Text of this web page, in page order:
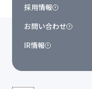
採用情報
お問い合わせ
IR情報